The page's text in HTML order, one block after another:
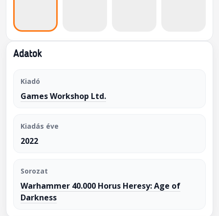
Adatok
Kiadó
Games Workshop Ltd.
Kiadás éve
2022
Sorozat
Warhammer 40.000 Horus Heresy: Age of
Darkness